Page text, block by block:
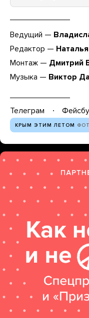
Ведущий —
Редактор —
Монтаж — Дмитрий
Музыка — Виктор
Телеграм
КРЫМ ЭТИМ ЛЕТОМ